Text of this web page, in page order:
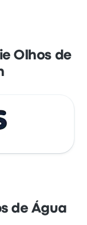
Olhos de
de Água